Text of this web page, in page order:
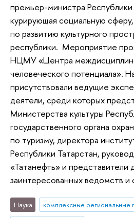
премьер-министра Республики
курирующая социальную
по развитию культурного
республики. Мероприятие
НЦМУ «Центра
человеческого потенциала».
присутствовали ведущие
деятели, среди которых
Министерства культуры
государственного органа
по туризму, директора
Республики Татарстан,
«Татанефть» и представители
заинтересованных ведомств и
Наука
комплексные региональные